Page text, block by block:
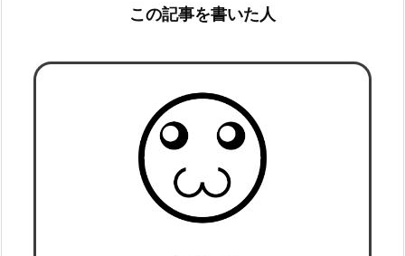
この記事を書いた人